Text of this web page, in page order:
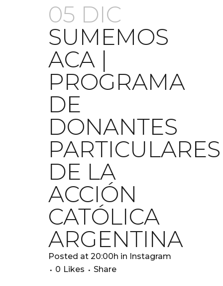
05 DIC
SUMEMOS
ACA |
PROGRAMA
DE
DONANTES
PARTICULARES
DE LA
ACCIÓN
CATÓLICA
ARGENTINA
Posted at 20:00h in Instagram
0 Likes Share